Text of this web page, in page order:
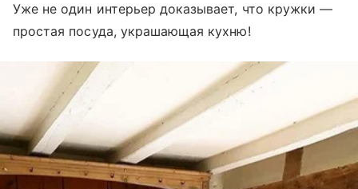
Уже не один интерьер доказывает, что кружки —
простая посуда, украшающая кухню!